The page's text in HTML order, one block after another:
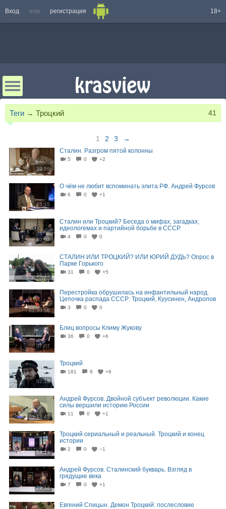
Вход или регистрация 18+
Теги → Троцкий 41
1 2 3 →
39:59
Сталин. Разгром пятой колонны
5 0 +2
45:15
О чём не любит вспоминать элита РФ. Андрей Фурсов
6 0 +1
40:02
Сталин или Троцкий? Беседа о мифах, загадках,
идеологемах и партийной борьбе в СССР.
4 0 0
16:15
СТАЛИН ИЛИ ТРОЦКИЙ? ИЛИ ЮРИЙ ДУДЬ? Опрос в
Парке Горького
31 0 +5
01:30:56
Перестройка обрушилась на инфантильный народ.
Цепочка распада СССР: Троцкий, Куусинен, Андропов
3 0 0
07:07
Блиц вопросы Климу Жукову
36 0 +6
02:19
Троцкий
181 8 +8
01:13:45
Андрей Фурсов. Двойной субъект революции. Какие
силы вершили историю России
11 0 +1
56:17
Троцкий сериальный и реальный. Троцкий и конец
истории
2 0 −1
26:12
Андрей Фурсов. Сталинский букварь. Взгляд в
грядущие века
7 0 +1
Евгений Спицын. Демон Троцкий: послесловие